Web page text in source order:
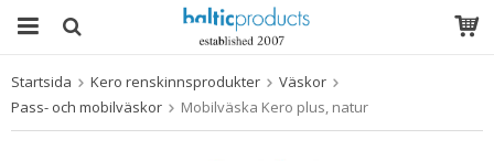
Produkten har blivit tillagd i varukorgen
Startsida Kero renskinnsprodukter
Väskor
Pass- och mobilväskor
Mobilväska Kero plus, natur